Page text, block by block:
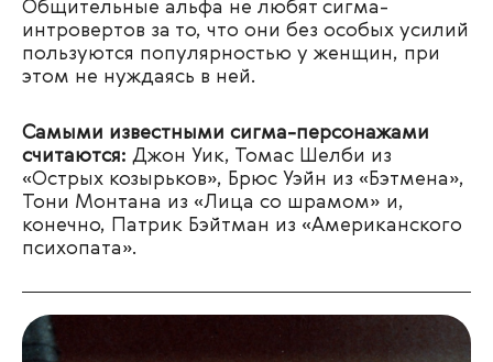
Общительные альфа не любят сигма-
интровертов за то, что они без особых усилий
пользуются популярностью у женщин, при
этом не нуждаясь в ней.
Самыми известными сигма-персонажами
считаются: Джон Уик, Томас Шелби из
«Острых козырьков», Брюс Уэйн из «Бэтмена»,
Тони Монтана из «Лица со шрамом» и,
конечно, Патрик Бэйтман из «Американского
психопата».